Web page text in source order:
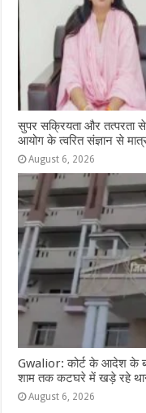
सुपर सक्रियता और तत्परता
आयोग के त्वरित संज्ञान से
August 6, 2026
Gwalior: कोर्ट के आदेश के
शाम तक कटघरे में खड़े रहे
August 6, 2026